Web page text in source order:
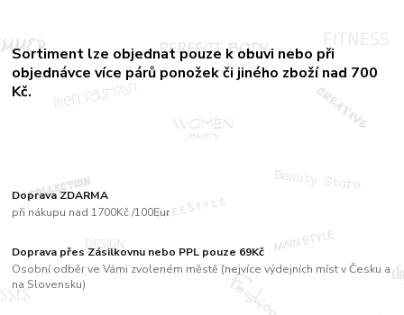
Doprava ZDARMA
při nákupu nad 1700Kč /100Eur
Doprava přes Zásilkovnu nebo PPL pouze 69Kč
Osobní odběr ve Vámi zvoleném městě (nejvíce výdejních míst v Česku a
na Slovensku)
Sortiment lze objednat pouze k obuvi nebo při
objednávce více párů ponožek či jiného zboží nad 700
Kč.